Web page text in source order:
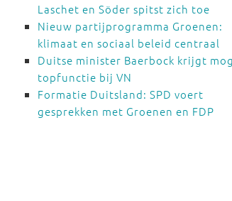
Laschet en Söder spitst zich toe
Nieuw partijprogramma Groenen:
klimaat en sociaal beleid centraal
Duitse minister Baerbock krijgt
topfunctie bij VN
Formatie Duitsland: SPD voert
gesprekken met Groenen en FDP